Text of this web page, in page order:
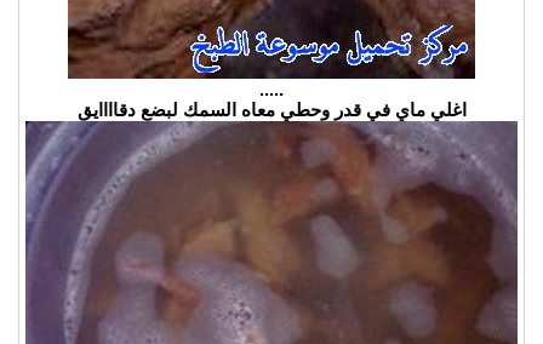
.....
اغلي ماي في قدر وحطي معاه السمك لبضع دقاااايق